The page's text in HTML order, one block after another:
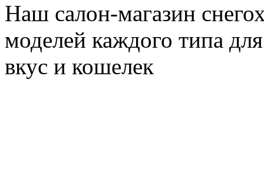
Наш салон-магазин
моделей каждого типа
вкус и кошелек